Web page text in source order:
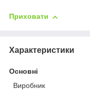
Приховати
Характеристики
Основні
Виробник